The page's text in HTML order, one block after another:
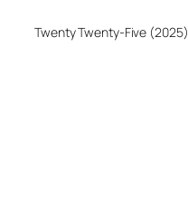
Twenty Twenty-Five (2025)